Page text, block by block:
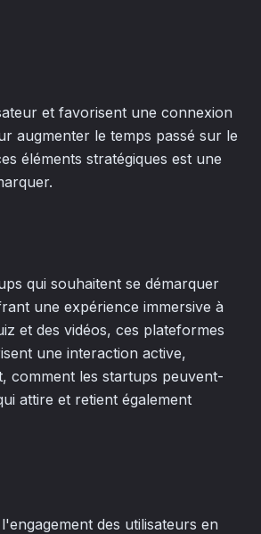
et favorisent une connexion
augmenter le temps passé sur le
éléments stratégiques est une
qui souhaitent se démarquer
une expérience immersive à
et des vidéos, ces plateformes
une interaction active,
comment les startups peuvent-
attire et retient également
des utilisateurs en